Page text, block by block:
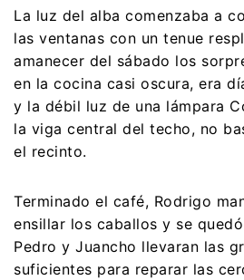
La luz del alba comenzaba a
las ventanas con un tenue
amanecer del sábado los
en la cocina casi oscura, era
y la débil luz de una lámpara
la viga central del techo, no
el recinto.
Terminado el café, Rodrigo
ensillar los caballos y se
Pedro y Juancho llevaran las
suficientes para reparar las